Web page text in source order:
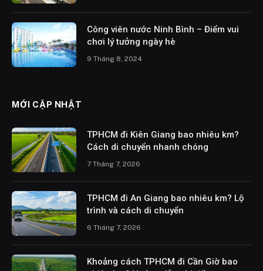
Công viên nước Ninh Bình – Điểm vui
chơi lý tưởng ngày hè
9 Tháng 8, 2024
MỚI CẬP NHẬT
TPHCM đi Kiên Giang bao nhiêu km?
Cách di chuyển nhanh chóng
7 Tháng 7, 2026
TPHCM đi An Giang bao nhiêu km? Lộ
trình và cách di chuyển
6 Tháng 7, 2026
Khoảng cách TPHCM đi Cần Giờ bao